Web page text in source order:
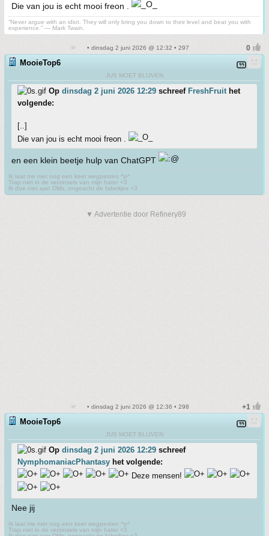
Die van jou is echt mooi freon .
“Never argue with an idiot. They will only bring you down to their level and beat you with
experience.” ― Mark Twain.
• dinsdag 2 juni 2026 @ 12:32 • 297
MooieTop6
JUS MOET BLIJVEN
Op dinsdag 2 juni 2026 12:29 schreef FreshFruit het
volgende:
[..]
Die van jou is echt mooi freon .
en een klein beetje hulp van ChatGPT
Ik laat me niet nog een keer wegpesten ^p^
Trap niet in de verzinsels van mijn hater <3
Ik doe niet aan DMs, ongeacht de fabeltjes <3
▼ Advertentie door Refinery89
• dinsdag 2 juni 2026 @ 12:36 • 298
MooieTop6
JUS MOET BLIJVEN
Op dinsdag 2 juni 2026 12:29 schreef
NymphomaniacPhantasy het volgende:
Deze mensen!
Nee jij
Ik laat me niet nog een keer wegpesten ^p^
Trap niet in de verzinsels van mijn hater <3